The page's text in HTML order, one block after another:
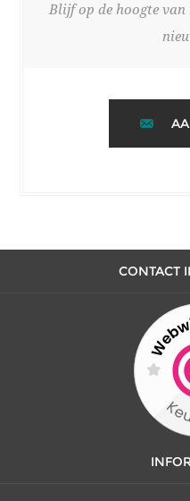
Blijf op de hoogte van
CONTACT